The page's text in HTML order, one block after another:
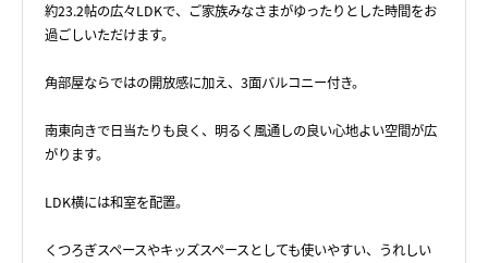
約23.2帖の広々LDKで、ご家族みなさまがゆったりとした時間をお
過ごしいただけます。
角部屋ならではの開放感に加え、3面バルコニー付き。
南東向きで日当たりも良く、明るく風通しの良い心地よい空間が広
がります。
LDK横には和室を配置。
くつろぎスペースやキッズスペースとしても使いやすい、うれしい